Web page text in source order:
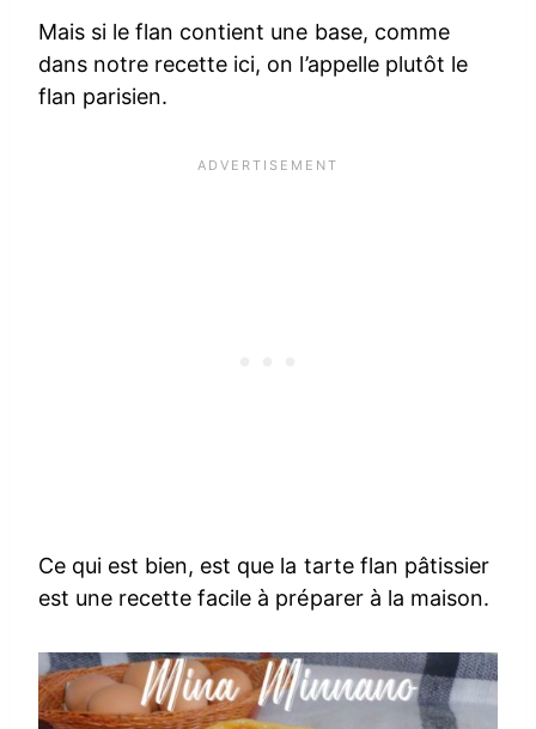
Mais si le flan contient une base, comme
dans notre recette ici, on l’appelle plutôt le
flan parisien.
Ce qui est bien, est que la tarte flan pâtissier
est une recette facile à préparer à la maison.